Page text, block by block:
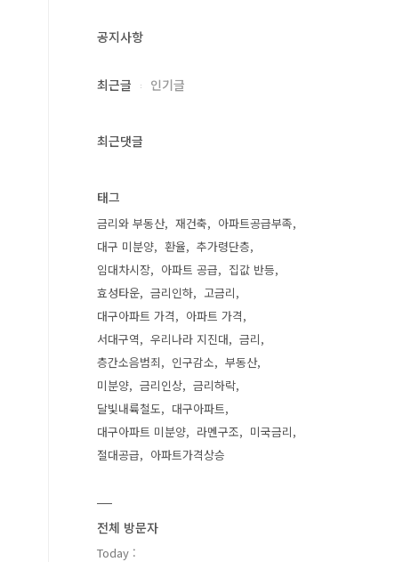
공지사항
최근글 인기글
최근댓글
태그
금리와 부동산 재건축
아파트공급부족
대구 미분양
환율
추가령단층
임대차시장
아파트 공급
집값 반등
효성타운
금리인하
고금리
대구아파트 가격
아파트 가격
서대구역
우리나라 지진대
금리
층간소음범죄
인구감소
부동산
미분양
금리인상
금리하락
달빛내륙철도
대구아파트
대구아파트 미분양
라멘구조
미국금리
절대공급
아파트가격상승
전체 방문자
Today :